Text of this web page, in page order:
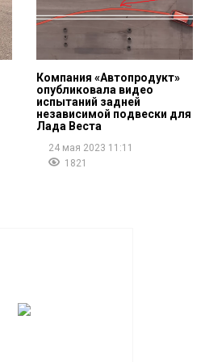
Компания «Автопродукт»
опубликовала видео
испытаний задней
независимой подвески для
Лада Веста
24 мая 2023 11:11
1821